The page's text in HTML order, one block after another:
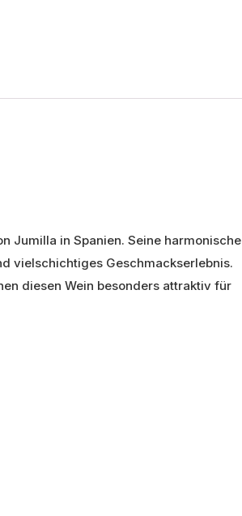
Jumilla in Spanien. Seine harmonische
vielschichtiges Geschmackserlebnis.
diesen Wein besonders attraktiv für